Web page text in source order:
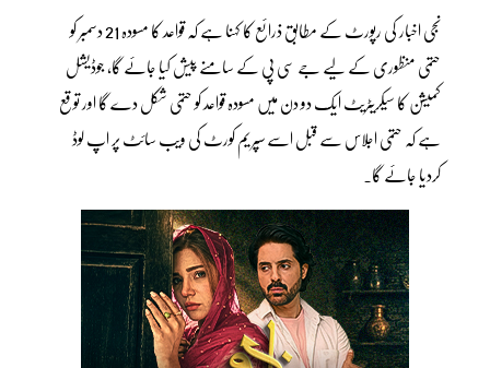
نجی اخبار کی رپورٹ کے مطابق ذرائع کا کہنا ہے کہ قواعد کا مسودہ 21 دسمبر کو
حتمی منظوری کے لیے جے سی پی کے سامنے پیش کیا جائے گا، جوڈیشل
کمیشن کا سیکریٹریٹ ایک دو دن میں مسودہ قواعد کو حتمی شکل دے گا اور توقع
ہے کہ حتمی اجلاس سے قبل اسے سپریم کورٹ کی ویب سائٹ پر اپ لوڈ
کردیا جائے گا۔